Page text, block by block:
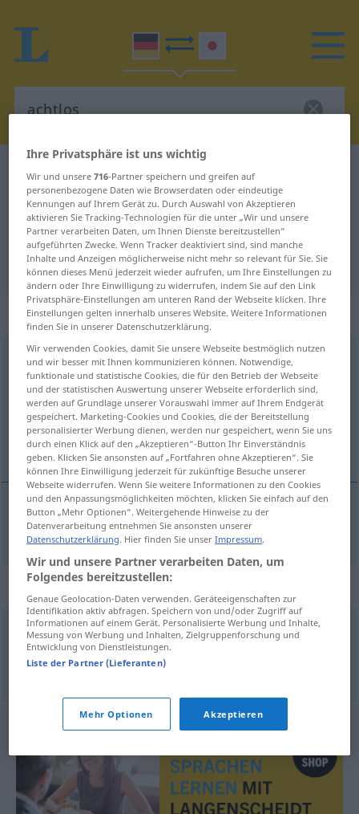
Deutsch-Japanisch Wörterbuch achtlos
Deutsch-Japanisch Übersetzung
für "achtlos"
"achtlos" Japanisch Übersetzung
„achtlos“
achtlos
Übersicht aller Übersetzungen
(Für mehr Details die Übersetzung anklicken/antippen)
不注意 な
不注意(な)[fuchūi (na)] achtlos
Synonyme für "achtlos"
fahrlässig,nachlässig,riskant,unachtsam,gedankenlos
Ihre Privatsphäre ist uns wichtig
Wir und unsere716-Partner speichern und greifen auf
personenbezogene Daten wie Browserdaten oder eindeutige
Kennungen auf Ihrem Gerät zu. Durch Auswahl von Akzeptieren
aktivieren Sie Tracking-Technologien für die unter „Wir und unsere
Partner verarbeiten Daten, um Ihnen Dienste bereitzustellen“
aufgeführten Zwecke. Wenn Tracker deaktiviert sind, sind manche
Inhalte und Anzeigen möglicherweise nicht mehr so relevant für Sie. Sie
können dieses Menü jederzeit wieder aufrufen, um Ihre Einstellungen zu
ändern oder Ihre Einwilligung zu widerrufen, indem Sie auf den Link
Privatsphäre-Einstellungen am unteren Rand der Webseite klicken. Ihre
Einstellungen gelten innerhalb unseres Website. Weitere Informationen
finden Sie in unserer Datenschutzerklärung.
Wir verwenden Cookies, damit Sie unsere Webseite bestmöglich nutzen
und wir besser mit Ihnen kommunizieren können. Notwendige,
funktionale und statistische Cookies, die für den Betrieb der Webseite
und der statistischen Auswertung unserer Webseite erforderlich sind,
werden auf Grundlage unserer Vorauswahl immer auf Ihrem Endgerät
gespeichert. Marketing-Cookies und Cookies, die der Bereitstellung
personalisierter Werbung dienen, werden nur gespeichert, wenn Sie uns
durch einen Klick auf den „Akzeptieren“-Button Ihr Einverständnis
geben. Klicken Sie ansonsten auf „Fortfahren ohne Akzeptieren“. Sie
können Ihre Einwilligung jederzeit für zukünftige Besuche unserer
Webseite widerrufen. Wenn Sie weitere Informationen zu den Cookies
und den Anpassungsmöglichkeiten möchten, klicken Sie einfach auf den
Button „Mehr Optionen“. Weitergehende Hinweise zu der
Datenverarbeitung entnehmen Sie ansonsten unserer
Datenschutzerklärung. Hier finden Sie unserImpressum.
Wir und unsere Partner verarbeiten Daten, um
Folgendes bereitzustellen:
Genaue Geolocation-Daten verwenden. Geräteeigenschaften zur
Identifikation aktiv abfragen. Speichern von und/oder Zugriff auf
Informationen auf einem Gerät. Personalisierte Werbung und Inhalte,
Messung von Werbung und Inhalten, Zielgruppenforschung und
Entwicklung von Dienstleistungen.
Liste der Partner (Lieferanten)
Mehr Optionen Akzeptieren